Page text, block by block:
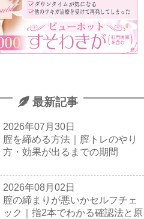
最新記事
2026年07月30日
腟を締める方法｜膣トレのやり
方・効果が出るまでの期間
2026年08月02日
腟の締まりが悪いかセルフチェ
ック｜指2本でわかる確認法と原